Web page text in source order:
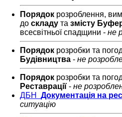
Порядок розроблення,
до складу та змісту
всесвітньої спадщини - не
Порядок розробки та
Будівництва - не
Порядок розробки та
Реставрації - не
ДБН Документація на
ситуацію